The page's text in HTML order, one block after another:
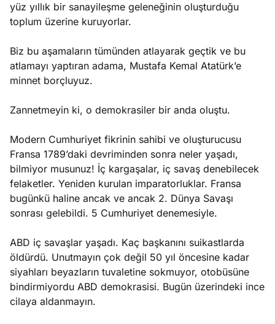
yüz yıllık bir sanayileşme geleneğinin oluşturduğu
toplum üzerine kuruyorlar.
Biz bu aşamaların tümünden atlayarak geçtik ve bu
atlamayı yaptıran adama, Mustafa Kemal Atatürk’e
minnet borçluyuz.
Zannetmeyin ki, o demokrasiler bir anda oluştu.
Modern Cumhuriyet fikrinin sahibi ve oluşturucusu
Fransa 1789’daki devriminden sonra neler yaşadı,
bilmiyor musunuz! İç kargaşalar, iç savaş denebilecek
felaketler. Yeniden kurulan imparatorluklar. Fransa
bugünkü haline ancak ve ancak 2. Dünya Savaşı
sonrası gelebildi. 5 Cumhuriyet denemesiyle.
ABD iç savaşlar yaşadı. Kaç başkanını suikastlarda
öldürdü. Unutmayın çok değil 50 yıl öncesine kadar
siyahları beyazların tuvaletine sokmuyor, otobüsüne
bindirmiyordu ABD demokrasisi. Bugün üzerindeki ince
cilaya aldanmayın.